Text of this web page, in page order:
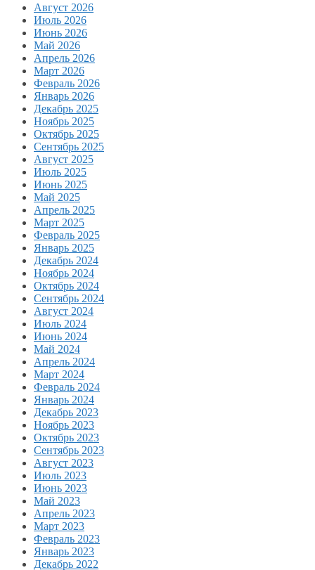
Август 2026
Июль 2026
Июнь 2026
Май 2026
Апрель 2026
Март 2026
Февраль 2026
Январь 2026
Декабрь 2025
Ноябрь 2025
Октябрь 2025
Сентябрь 2025
Август 2025
Июль 2025
Июнь 2025
Май 2025
Апрель 2025
Март 2025
Февраль 2025
Январь 2025
Декабрь 2024
Ноябрь 2024
Октябрь 2024
Сентябрь 2024
Август 2024
Июль 2024
Июнь 2024
Май 2024
Апрель 2024
Март 2024
Февраль 2024
Январь 2024
Декабрь 2023
Ноябрь 2023
Октябрь 2023
Сентябрь 2023
Август 2023
Июль 2023
Июнь 2023
Май 2023
Апрель 2023
Март 2023
Февраль 2023
Январь 2023
Декабрь 2022